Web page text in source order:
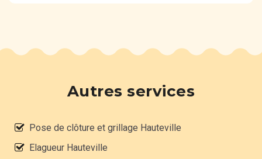
Autres services
Pose de clôture et grillage Hauteville
Elagueur Hauteville